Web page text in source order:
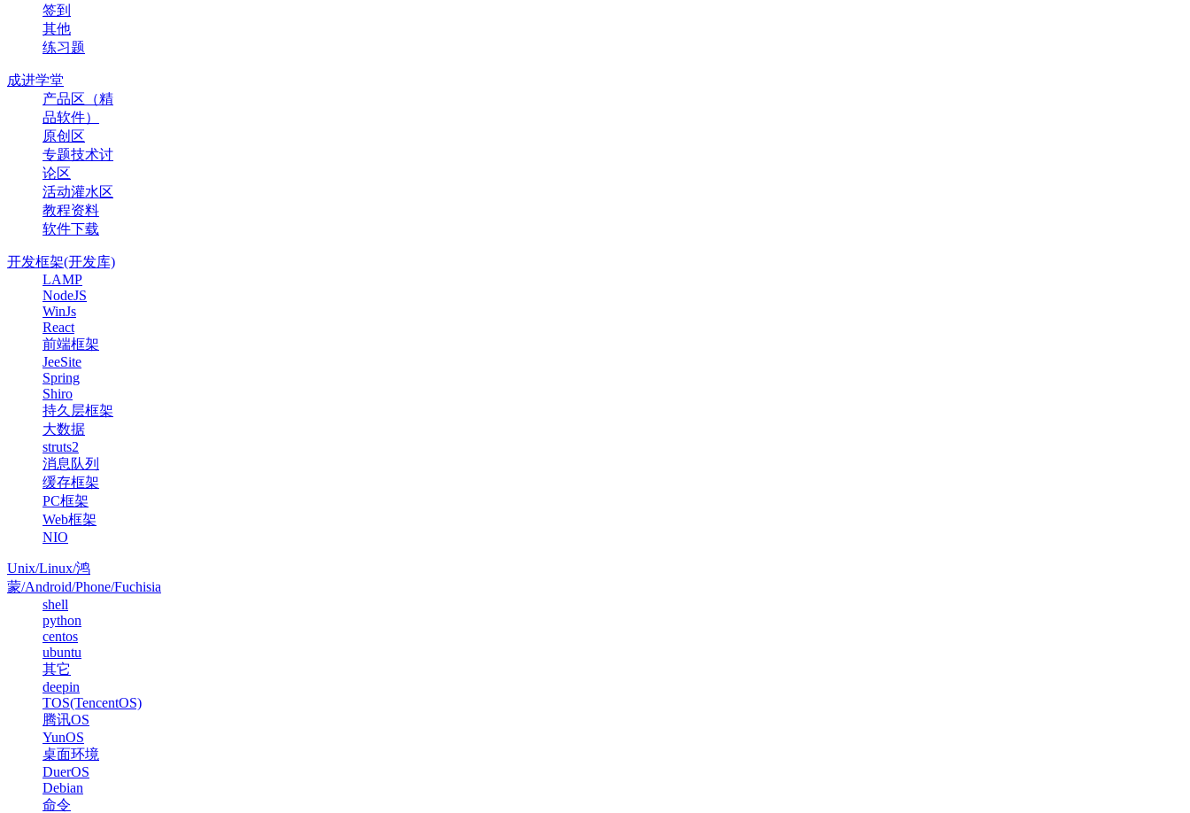
签到
其他
练习题
成进学堂
产品区（精
品软件）
原创区
专题技术讨
论区
活动灌水区
教程资料
软件下载
开发框架(开发库)
LAMP
NodeJS
WinJs
React
前端框架
JeeSite
Spring
Shiro
持久层框架
大数据
struts2
消息队列
缓存框架
PC框架
Web框架
NIO
Unix/Linux/鸿
蒙/Android/Phone/Fuchisia
shell
python
centos
ubuntu
其它
deepin
TOS(TencentOS)
腾讯OS
YunOS
桌面环境
DuerOS
Debian
命令